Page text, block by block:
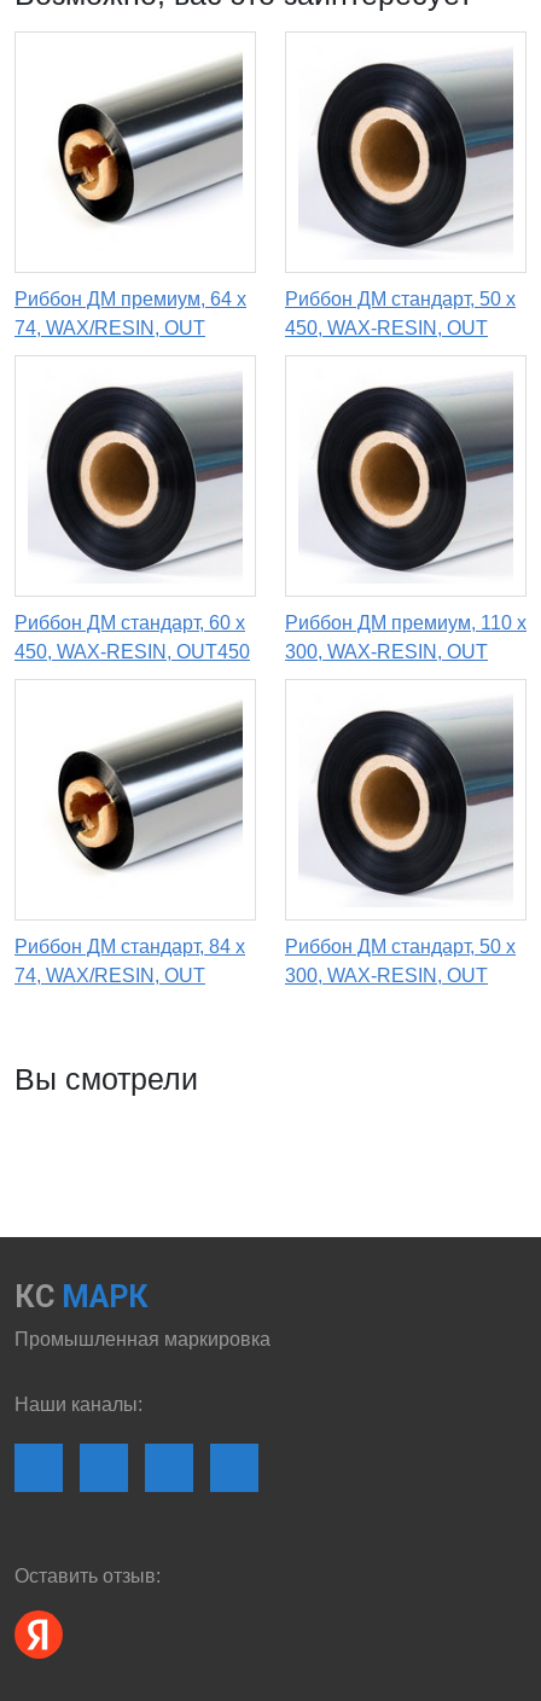
Риббон ДМ премиум, 64 х
74, WAX/RESIN, OUT
Риббон ДМ стандарт, 50 х
450, WAX-RESIN, OUT
Риббон ДМ стандарт, 60 х
450, WAX-RESIN, OUT450
Риббон ДМ премиум, 110 х
300, WAX-RESIN, OUT
Риббон ДМ стандарт, 84 х
74, WAX/RESIN, OUT
Риббон ДМ стандарт, 50 х
300, WAX-RESIN, OUT
Вы смотрели
КС МАРК
Промышленная маркировка
Наши каналы:
Оставить отзыв: